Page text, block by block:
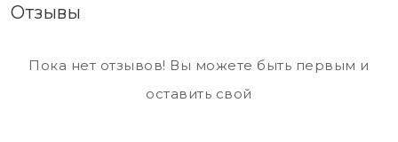
Отзывы
Пока нет отзывов! Вы можете быть первым и
оставить свой